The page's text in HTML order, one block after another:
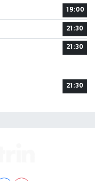
19:00
21:30
21:30
21:30